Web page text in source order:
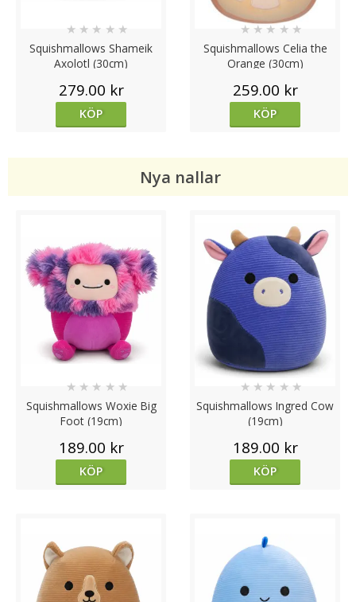
Squishmallows Shameik
Axolotl (30cm)
★ ★ ★ ★ ★
279.00 kr
KÖP
Squishmallows Celia the
Orange (30cm)
★★★ ★ ★
259.00 kr
KÖP
Nya nallar
Squishmallows Woxie Big
Foot (19cm)
★ ★ ★ ★ ★
189.00 kr
KÖP
Squishmallows Ingred Cow
(19cm)
★ ★ ★ ★ ★
189.00 kr
KÖP